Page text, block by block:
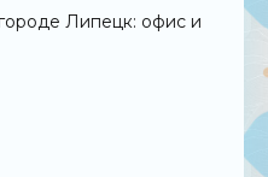
Липецк: офис и